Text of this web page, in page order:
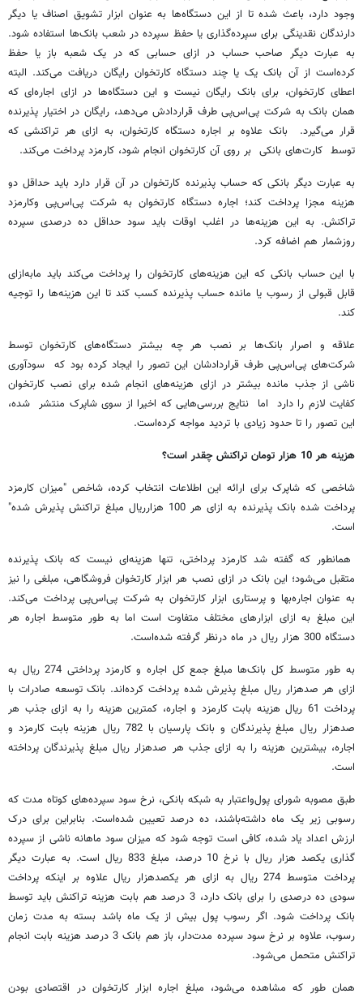
وجود دارد، باعث شده تا از این دستگاه‌ها به عنوان ابزار تشویق اصناف یا دیگر
دارندگان نقدینگی برای سپرده‌گذاری یا حفظ سپرده در شعب بانک‌ها استفاده ‌شود.
به عبارت دیگر صاحب حساب در ازای حسابی که در یک شعبه باز یا حفظ
کرده‌است از آن بانک یک یا چند دستگاه کارتخوان رایگان دریافت می‌کند. البته
اعطای کارتخوان، برای بانک رایگان نیست و این دستگاه‌ها در ازای اجاره‌ای که
همان بانک به شرکت پی‌اس‌پی طرف قراردادش می‌دهد، رایگان در اختیار پذیرنده
قرار می‌گیرد. بانک علاوه بر اجاره دستگاه کارتخوان، به ازای هر تراکنشی که
توسط کارت‌های بانکی بر روی آن کارتخوان انجام شود، کارمزد پرداخت می‌کند.
به عبارت دیگر بانکی که حساب پذیرنده کارتخوان در آن قرار دارد باید حداقل دو
هزینه مجزا پرداخت کند؛ اجاره دستگاه کارتخوان به شرکت پی‌اس‌پی وکارمزد
تراکنش. به این هزینه‌ها در اغلب اوقات باید سود حداقل ده درصدی سپرده
روزشمار هم اضافه کرد.
با این حساب بانکی که این هزینه‌های کارتخوان را پرداخت می‌کند باید مابه‌ازای
قابل قبولی از رسوب یا مانده حساب پذیرنده‌ کسب کند تا این هزینه‌ها را توجیه
کند.
علاقه و اصرار بانک‌ها بر نصب هر چه بیشتر دستگاه‌های کارتخوان توسط
شرکت‌های پی‌اس‌پی طرف قراردادشان این تصور را ایجاد کرده بود که سودآوری
ناشی از جذب مانده بیشتر در ازای هزینه‌های انجام شده برای نصب کارتخوان
کفایت لازم را دارد اما نتایج بررسی‌هایی که اخیرا از سوی شاپرک منتشر شده،
این تصور را تا حدود زیادی با تردید مواجه کرده‌است.
هزینه هر 10 هزار تومان تراکنش چقدر است؟
شاخصی که شاپرک برای ارائه این اطلاعات انتخاب کرده، شاخص "میزان کارمزد
پرداخت شده بانک پذیرنده به ازای هر 100 هزارریال مبلغ تراکنش پذیرش شده"
است.
همانطور که گفته شد کارمزد پرداختی، تنها هزینه‌ای نیست که بانک پذیرنده
متقبل می‌شود؛ این بانک در ازای نصب هر ابزار کارتخوان فروشگاهی، مبلغی را نیز
به عنوان اجاره‌بها و پرستاری ابزار کارتخوان به شرکت پی‌اس‌پی پرداخت می‌کند.
این مبلغ به ازای ابزارهای مختلف متفاوت است اما به طور متوسط اجاره هر
دستگاه 300 هزار ریال در ماه درنظر گرفته شده‌است.
به طور متوسط کل بانک‌ها مبلغ جمع کل اجاره و کارمزد پرداختی 274 ریال به
ازای هر صدهزار ریال مبلغ پذیرش شده پرداخت کرده‌اند. بانک توسعه صادرات با
پرداخت 61 ریال هزینه بابت کارمزد و اجاره، کمترین هزینه را به ازای جذب هر
صدهزار ریال مبلغ پذیرندگان و بانک پارسیان با 782 ریال هزینه بابت کارمزد و
اجاره، بیشترین هزینه را به ازای جذب هر صدهزار ریال مبلغ پذیرندگان پرداخته
است.
طبق مصوبه شورای پول‌واعتبار به شبکه بانکی، نرخ سود سپرده‌های کوتاه مدت که
رسوبی زیر یک ماه داشته‌باشند، ده درصد تعیین شده‌است. بنابراین برای درک
ارزش اعداد یاد شده، کافی است توجه شود که میزان سود ماهانه ناشی از سپرده
گذاری یکصد هزار ریال با نرخ 10 درصد، مبلغ 833 ریال است. به عبارت دیگر
پرداخت متوسط 274 ریال به ازای هر یکصدهزار ریال علاوه بر اینکه پرداخت
سودی ده درصدی را برای بانک دارد، 3 درصد هم بابت هزینه تراکنش باید توسط
بانک پرداخت شود. اگر رسوب پول بیش از یک ماه باشد بسته به مدت زمان
رسوب، علاوه بر نرخ سود سپرده مدت‌دار، باز هم بانک 3 درصد هزینه بابت انجام
تراکنش متحمل می‌شود.
همان طور که مشاهده می‌شود، مبلغ اجاره ابزار کارتخوان در اقتصادی بودن